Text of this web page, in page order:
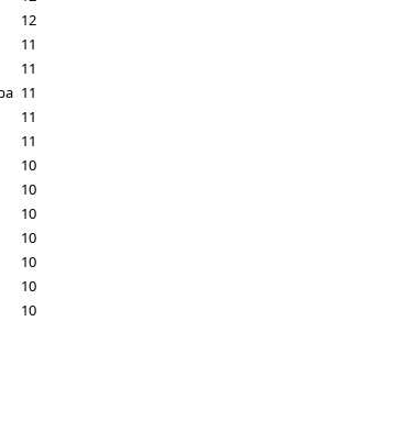
12
11
11
11
11
11
10
10
10
10
10
10
10